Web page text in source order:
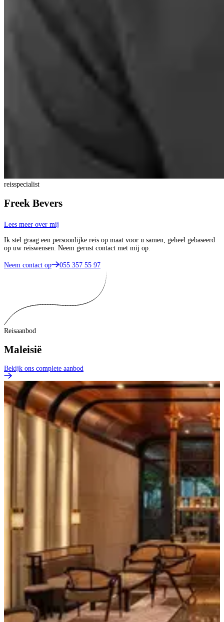
reisspecialist
Freek Bevers
Lees meer over mij
Ik stel graag een persoonlijke reis op maat voor u samen, geheel gebaseerd
op uw reiswensen. Neem gerust contact met mij op.
Neem contact op 055 357 55 97
Reisaanbod
Maleisië
Bekijk ons complete aanbod